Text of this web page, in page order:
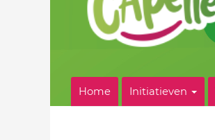
Home Initiatieven